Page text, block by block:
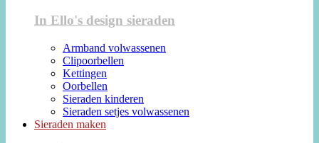
In Ello's design sieraden
Armband volwassenen
Clipoorbellen
Kettingen
Oorbellen
Sieraden kinderen
Sieraden setjes volwassenen
Sieraden maken